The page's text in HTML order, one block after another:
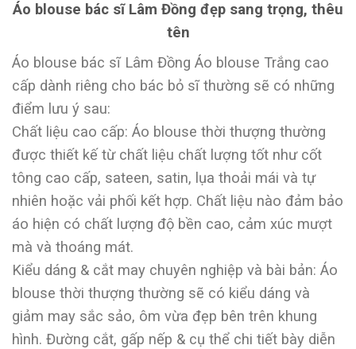
Áo blouse bác sĩ Lâm Đồng đẹp sang trọng, thêu
tên
Áo blouse bác sĩ Lâm Đồng Áo blouse Trắng cao
cấp dành riêng cho bác bỏ sĩ thường sẽ có những
điểm lưu ý sau:
Chất liệu cao cấp: Áo blouse thời thượng thường
được thiết kế từ chất liệu chất lượng tốt như cốt
tông cao cấp, sateen, satin, lụa thoải mái và tự
nhiên hoặc vải phối kết hợp. Chất liệu nào đảm bảo
áo hiện có chất lượng độ bền cao, cảm xúc mượt
mà và thoáng mát.
Kiểu dáng & cắt may chuyên nghiệp và bài bản: Áo
blouse thời thượng thường sẽ có kiểu dáng và
giảm may sắc sảo, ôm vừa đẹp bên trên khung
hình. Đường cắt, gấp nếp & cụ thể chi tiết bày diễn